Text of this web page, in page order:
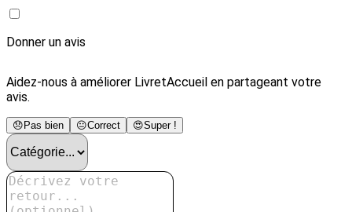
Donner un avis
Aidez-nous à améliorer LivretAccueil en partageant votre
avis.
😞 Pas bien 😐Correct 😍Super !